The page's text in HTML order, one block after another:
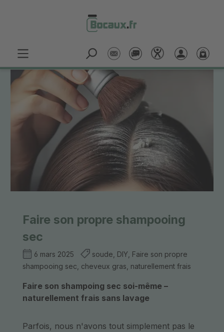
Faire son propre shampooing
sec
6 mars 2025
soude, DIY, Faire son propre
shampooing sec, cheveux gras, naturellement frais
Faire son shampoing sec soi-même –
naturellement frais sans lavage
Parfois, nous n'avons tout simplement pas le